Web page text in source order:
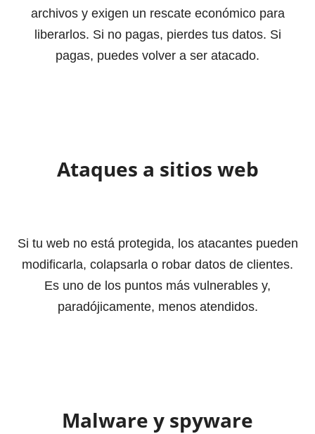
archivos y exigen un rescate económico para
liberarlos. Si no pagas, pierdes tus datos. Si
pagas, puedes volver a ser atacado.
Ataques a sitios web
Si tu web no está protegida, los atacantes pueden
modificarla, colapsarla o robar datos de clientes.
Es uno de los puntos más vulnerables y,
paradójicamente, menos atendidos.
Malware y spyware